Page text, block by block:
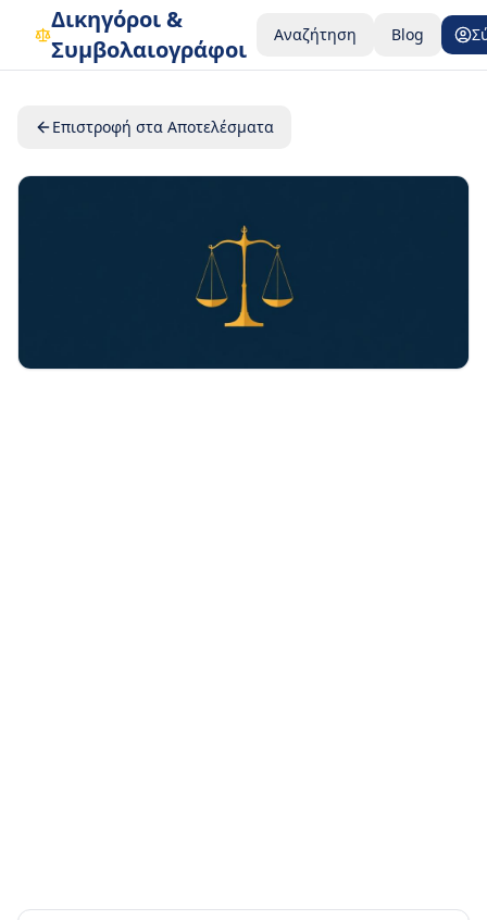
Δικηγόροι &
Συμβολαιογράφοι
Αναζήτηση Blog
Επιστροφή στα Αποτελέσματα